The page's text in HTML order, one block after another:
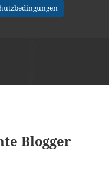
Will Not Be
Blogger